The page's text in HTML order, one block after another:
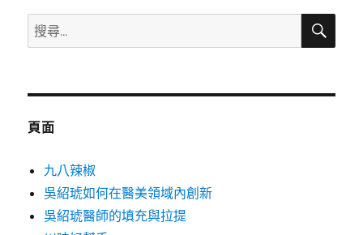
搜
尋
鍵
搜
頁面
九八辣椒
吳紹琥如何在醫美領域內創新
吳紹琥醫師的填充與拉提